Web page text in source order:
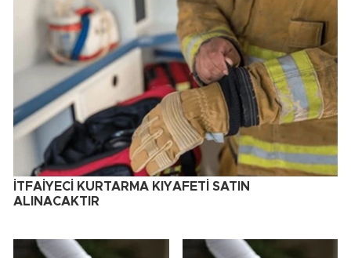
İTFAİYECİ KURTARMA KIYAFETİ SATIN
ALINACAKTIR